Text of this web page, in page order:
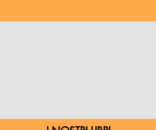
conquistare la maggioranza alla House of
politica Usa, offrendo a Biden e ai